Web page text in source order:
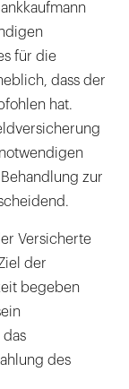
für die
dass der
hat.
zur
Versicherte
der
begeben
das
des